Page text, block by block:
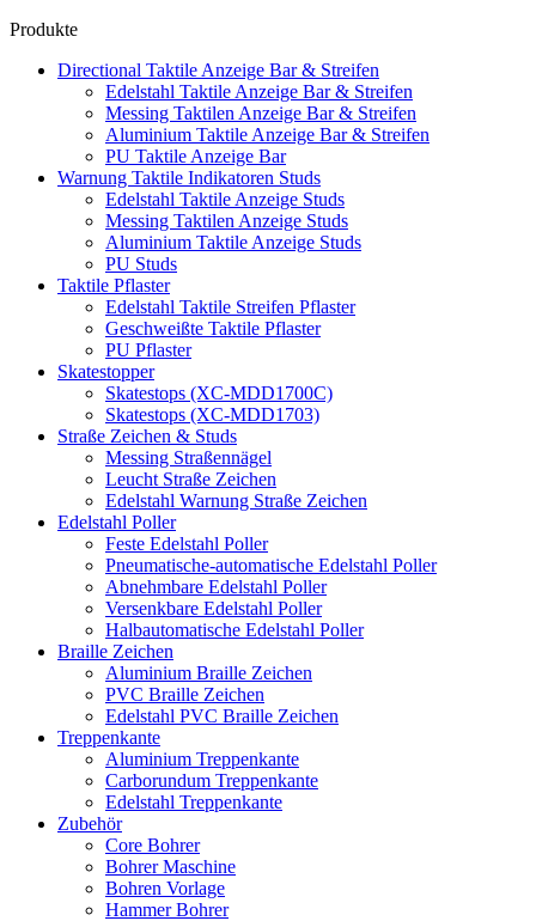
Produkte
Directional Taktile Anzeige Bar & Streifen
Edelstahl Taktile Anzeige Bar & Streifen
Messing Taktilen Anzeige Bar & Streifen
Aluminium Taktile Anzeige Bar & Streifen
PU Taktile Anzeige Bar
Warnung Taktile Indikatoren Studs
Edelstahl Taktile Anzeige Studs
Messing Taktilen Anzeige Studs
Aluminium Taktile Anzeige Studs
PU Studs
Taktile Pflaster
Edelstahl Taktile Streifen Pflaster
Geschweißte Taktile Pflaster
PU Pflaster
Skatestopper
Skatestops (XC-MDD1700C)
Skatestops (XC-MDD1703)
Straße Zeichen & Studs
Messing Straßennägel
Leucht Straße Zeichen
Edelstahl Warnung Straße Zeichen
Edelstahl Poller
Feste Edelstahl Poller
Pneumatische-automatische Edelstahl Poller
Abnehmbare Edelstahl Poller
Versenkbare Edelstahl Poller
Halbautomatische Edelstahl Poller
Braille Zeichen
Aluminium Braille Zeichen
PVC Braille Zeichen
Edelstahl PVC Braille Zeichen
Treppenkante
Aluminium Treppenkante
Carborundum Treppenkante
Edelstahl Treppenkante
Zubehör
Core Bohrer
Bohrer Maschine
Bohren Vorlage
Hammer Bohrer